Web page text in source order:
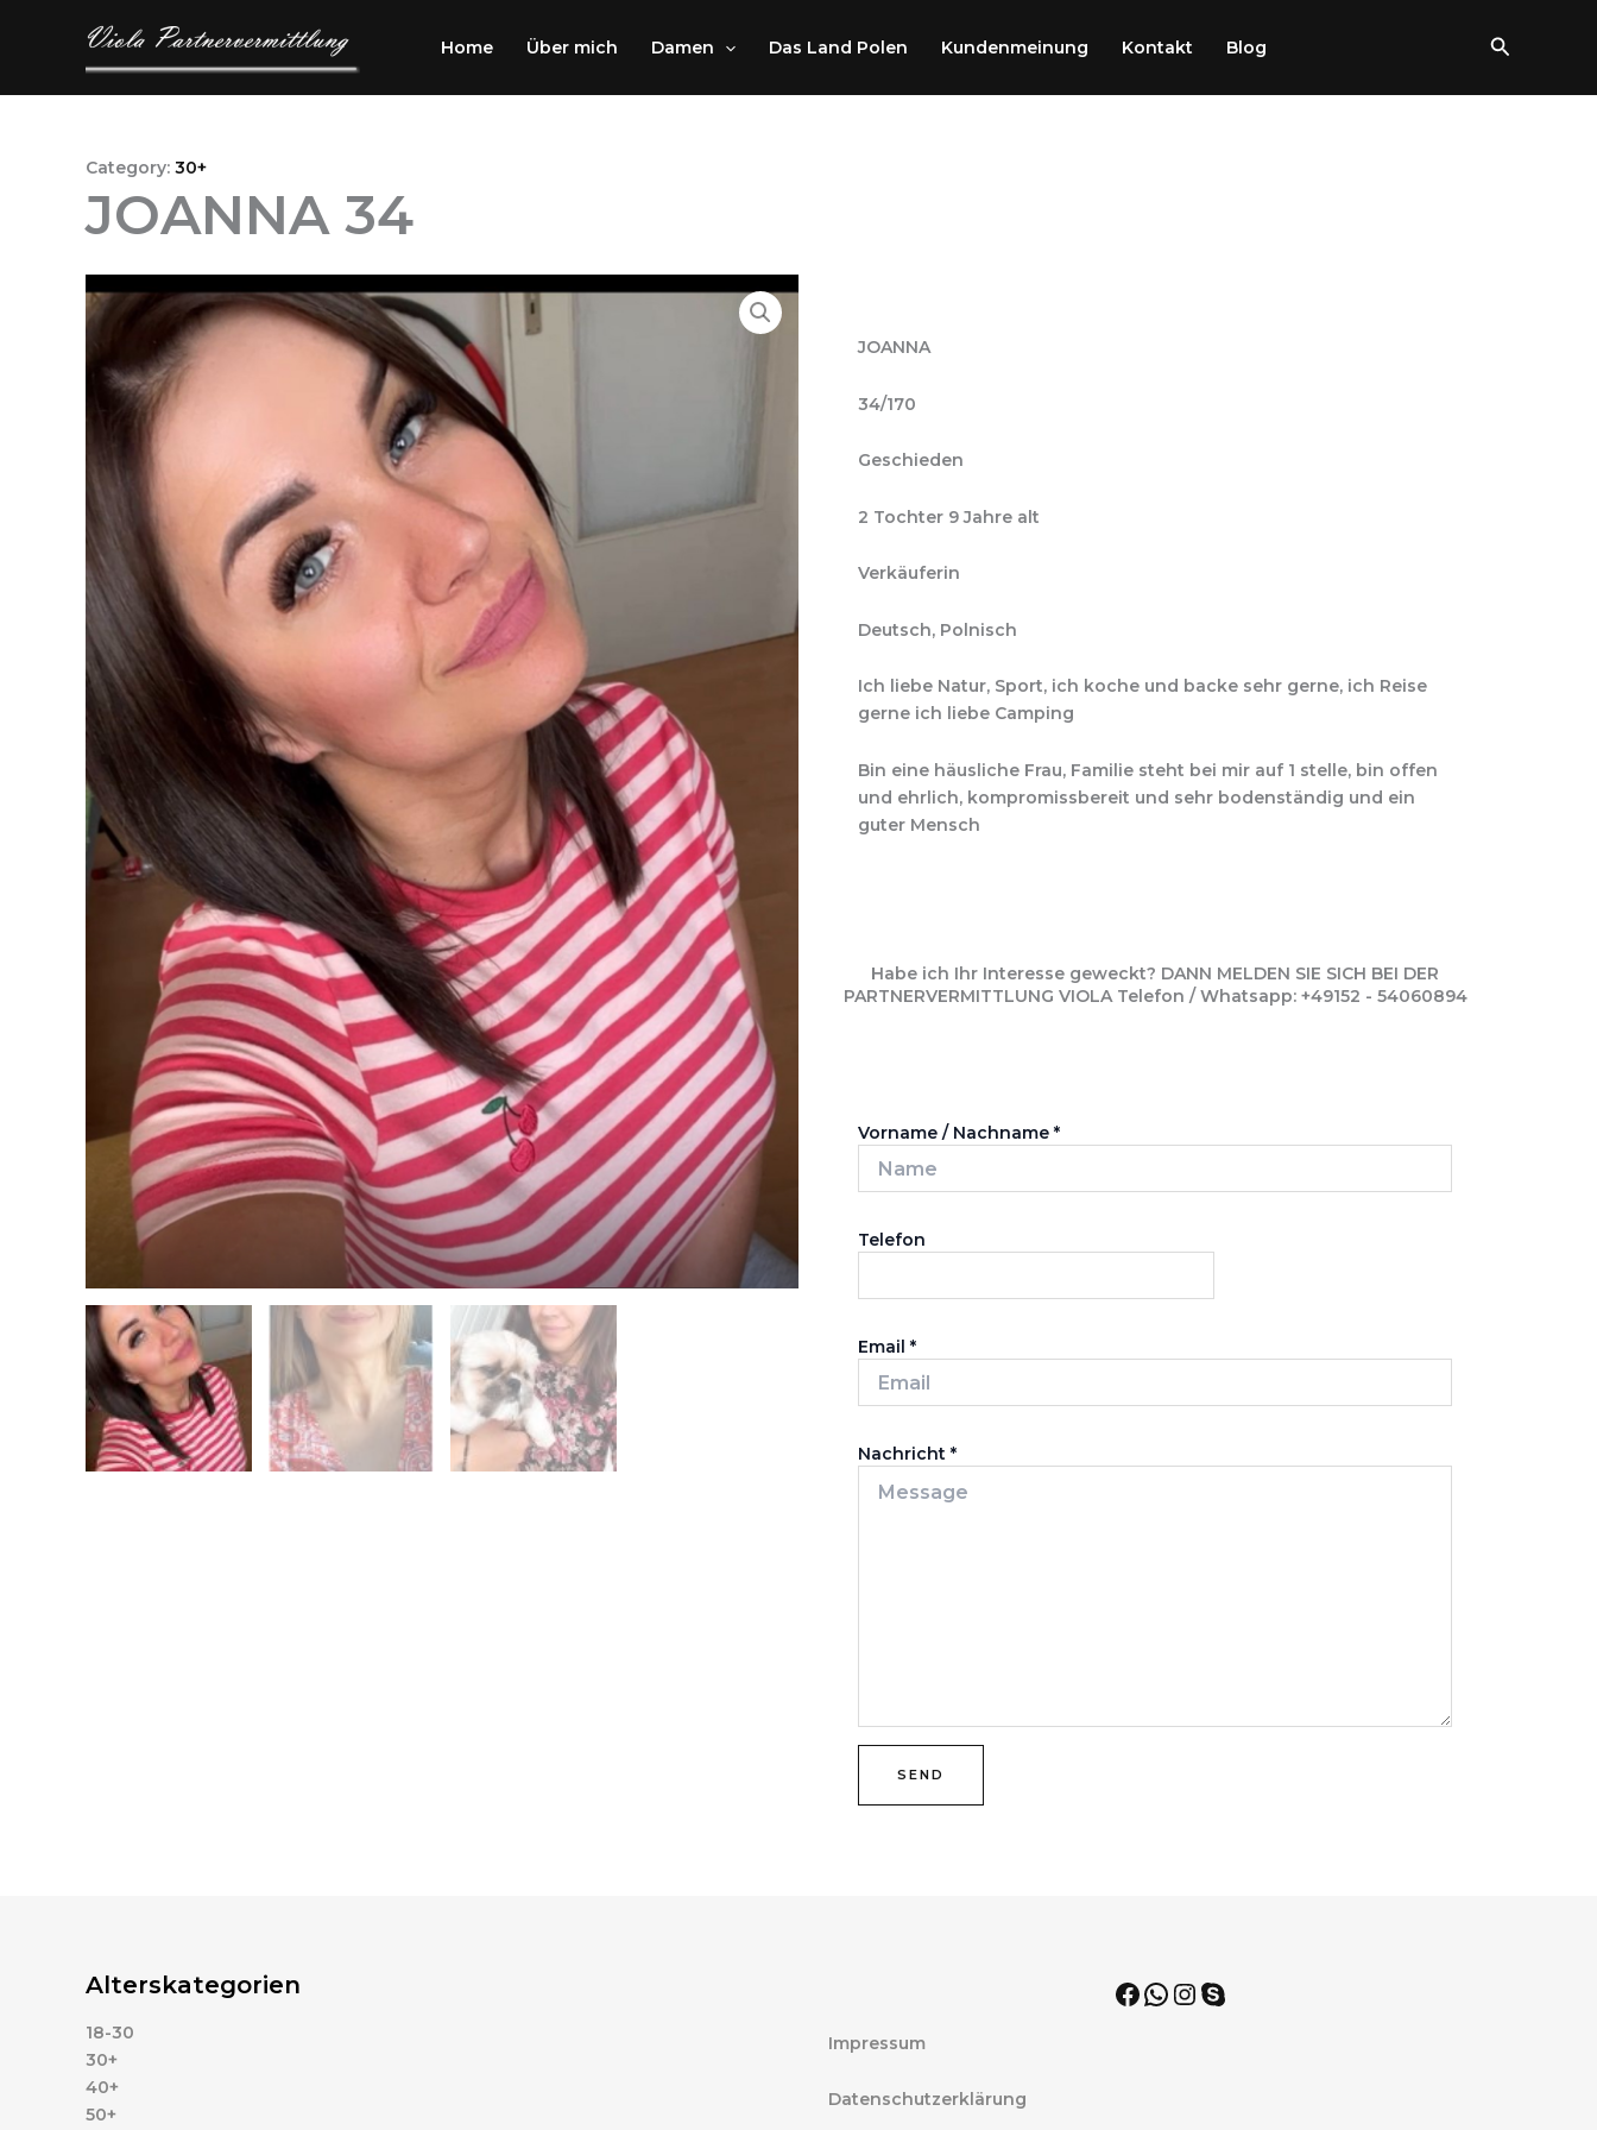
Home Über mich Damen Das Land Polen Kundenmeinung Kontakt Blog Szukaj
Category: 30+
JOANNA 34
JOANNA
34/170
Geschieden
2 Tochter 9 Jahre alt
Verkäuferin
Deutsch, Polnisch
Ich liebe Natur, Sport, ich koche und backe sehr gerne, ich Reise
gerne ich liebe Camping
Bin eine häusliche Frau, Familie steht bei mir auf 1 stelle, bin offen
und ehrlich, kompromissbereit und sehr bodenständig und ein
guter Mensch
Habe ich Ihr Interesse geweckt? DANN MELDEN SIE SICH BEI DER
PARTNERVERMITTLUNG VIOLA Telefon / Whatsapp: +49152 - 54060894
Vorname / Nachname *
Telefon
Email *
Nachricht *
SEND
Alterskategorien
18-30
30+
40+
50+
Impressum
Datenschutzerklärung